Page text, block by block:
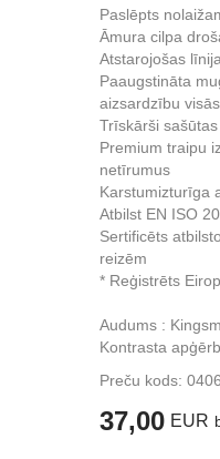
Paslēpts
Āmura cilpa
Atstarojošas
Paaugstināta
aizsardzību
Trīskārši
Premium traipu
netīrumus
Karstumizturīga
Atbilst EN ISO
Sertificēts
reizēm
* Reģistrēts
Audums :
Kontrasta
Preču kods:
37,00 EUR